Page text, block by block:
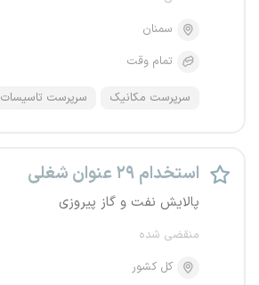
سمنان
تمام وقت
سرپرست مکانیک سرپرست تاسیسات
استخدام ۲۹ عنوان شغلی
پالایش نفت و گاز پیروزی
منقضی شده
کل کشور